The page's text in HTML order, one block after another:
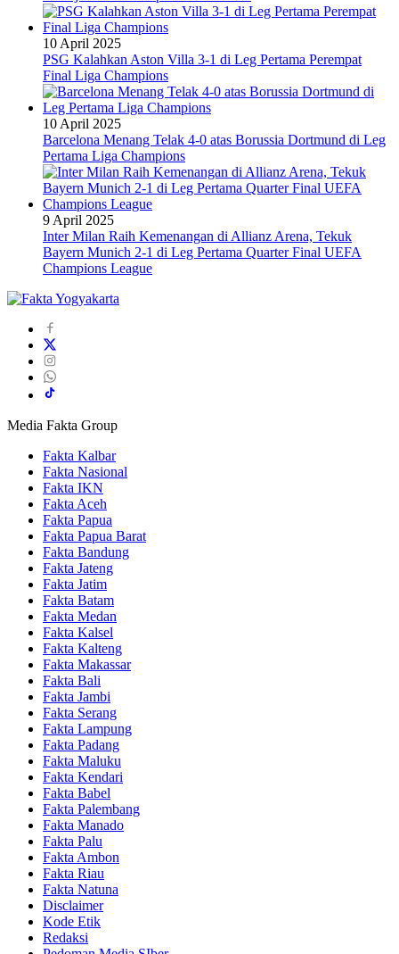
10 April 2025
PSG Kalahkan Aston Villa 3-1 di Leg Pertama Perempat
Final Liga Champions
10 April 2025
Barcelona Menang Telak 4-0 atas Borussia Dortmund di Leg
Pertama Liga Champions
9 April 2025
Inter Milan Raih Kemenangan di Allianz Arena, Tekuk
Bayern Munich 2-1 di Leg Pertama Quarter Final UEFA
Champions League
Media Fakta Group
Fakta Kalbar
Fakta Nasional
Fakta IKN
Fakta Aceh
Fakta Papua
Fakta Papua Barat
Fakta Bandung
Fakta Jateng
Fakta Jatim
Fakta Batam
Fakta Medan
Fakta Kalsel
Fakta Kalteng
Fakta Makassar
Fakta Bali
Fakta Jambi
Fakta Serang
Fakta Lampung
Fakta Padang
Fakta Maluku
Fakta Kendari
Fakta Babel
Fakta Palembang
Fakta Manado
Fakta Palu
Fakta Ambon
Fakta Riau
Fakta Natuna
Disclaimer
Kode Etik
Redaksi